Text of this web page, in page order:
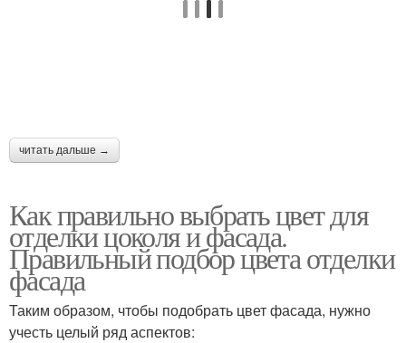
читать дальше →
Как правильно выбрать цвет для
отделки цоколя и фасада.
Правильный подбор цвета отделки
фасада
Таким образом, чтобы подобрать цвет фасада, нужно
учесть целый ряд аспектов: